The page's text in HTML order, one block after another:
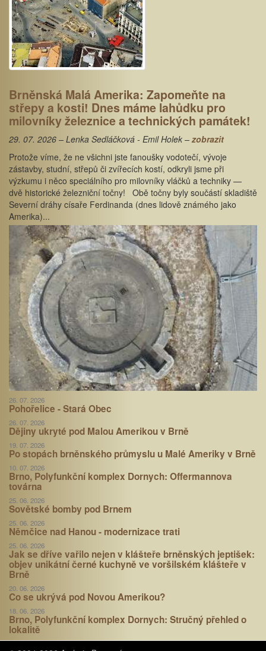
Brněnská Malá Amerika: Zapomeňte na
střepy a kosti! Dnes máme lahůdku pro
milovníky železnice a technických památek!
29. 07. 2026 – Lenka Sedláčková - Emil Holek – zobrazit
Protože víme, že ne všichni jste fanoušky vodotečí, vývoje
zástavby, studní, střepů či zvířecích kostí, odkryli jsme při
výzkumu i něco speciálního pro milovníky vláčků a techniky —
dvě historické železniční točny! Obě točny byly součástí skladiště
Severní dráhy císaře Ferdinanda (dnes lidově známého jako
Amerika)...
26. 07. 2026
Pohořelice - Stará Obec
26. 07. 2026
Dějiny ukryté pod Malou Amerikou v Brně
19. 07. 2026
Po stopách brněnského průmyslu u Malé Ameriky v Brně
10. 07. 2026
Brno, Polyfunkční komplex Dornych: Offermannova
továrna
25. 06. 2026
Sovětské bomby pod Brnem
25. 06. 2026
Němčice nad Hanou - modernizace trati
25. 06. 2026
Jak se dříve vařilo nejen v klášteře brněnských jeptišek:
objev unikátní černé kuchyně ve voršilském klášteře v
Brně
20. 06. 2026
Co se ukrývá pod Novou Amerikou?
18. 06. 2026
Brno, Polyfunkční komplex Dornych: Stručný přehled o
lokalitě